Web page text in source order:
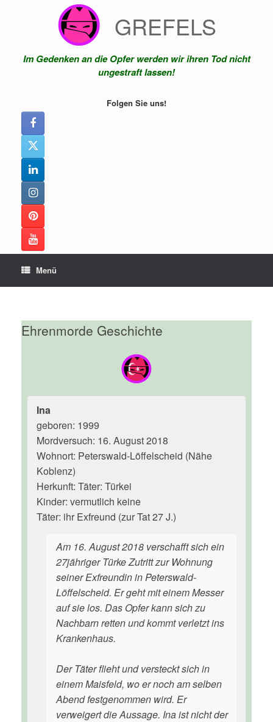
GREFELS
Im Gedenken an die Opfer werden wir ihren Tod nicht
ungestraft lassen!
Folgen Sie uns!
Menü
Ehrenmorde Geschichte
Ina
geboren: 1999
Mordversuch: 16. August 2018
Wohnort: Peterswald-Löffelscheid (Nähe
Koblenz)
Herkunft: Täter: Türkei
Kinder: vermutlich keine
Täter: ihr Exfreund (zur Tat 27 J.)
Am 16. August 2018 verschafft sich ein
27jähriger Türke Zutritt zur Wohnung
seiner Exfreundin in Peterswald-
Löffelscheid. Er geht mit einem Messer
auf sie los. Das Opfer kann sich zu
Nachbarn retten und kommt verletzt ins
Krankenhaus.
Der Täter flieht und versteckt sich in
einem Maisfeld, wo er noch am selben
Abend festgenommen wird. Er
verweigert die Aussage. Ina ist nicht der